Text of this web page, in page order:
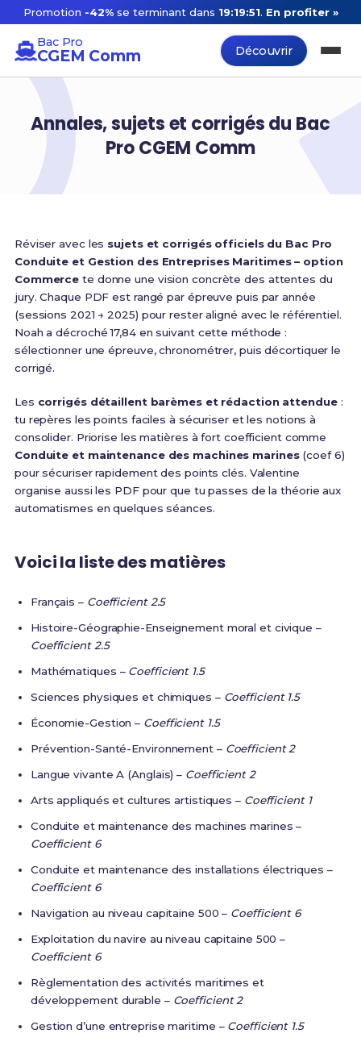
Promotion -42%se terminant dans 19:19:51. En profiter »
Bac Pro
CGEM Comm Découvrir
Annales, sujets et corrigés du Bac
Pro CGEM Comm
Réviser avec les sujets et corrigés officiels du Bac Pro
Conduite et Gestion des Entreprises Maritimes – option
Commerce te donne une vision concrète des attentes du
jury. Chaque PDF est rangé par épreuve puis par année
(sessions 2021 → 2025) pour rester aligné avec le référentiel.
Noah a décroché 17,84 en suivant cette méthode :
sélectionner une épreuve, chronométrer, puis décortiquer le
corrigé.
Les corrigés détaillent barèmes et rédaction attendue:
tu repères les points faciles à sécuriser et les notions à
consolider. Priorise les matières à fort coefficient comme
Conduite et maintenance des machines marines(coef 6)
pour sécuriser rapidement des points clés. Valentine
organise aussi les PDF pour que tu passes de la théorie aux
automatismes en quelques séances.
Voici la liste des matières
Français – Coefficient 2.5
Histoire-Géographie-Enseignement moral et civique –
Coefficient 2.5
Mathématiques – Coefficient 1.5
Sciences physiques et chimiques – Coefficient 1.5
Économie-Gestion – Coefficient 1.5
Prévention-Santé-Environnement – Coefficient 2
Langue vivante A (Anglais) – Coefficient 2
Arts appliqués et cultures artistiques – Coefficient 1
Conduite et maintenance des machines marines –
Coefficient 6
Conduite et maintenance des installations électriques –
Coefficient 6
Navigation au niveau capitaine 500 – Coefficient 6
Exploitation du navire au niveau capitaine 500 –
Coefficient 6
Règlementation des activités maritimes et
développement durable – Coefficient 2
Gestion d’une entreprise maritime – Coefficient 1.5